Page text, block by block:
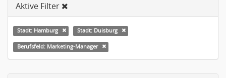
Aktive Filter
Stadt: Hamburg Stadt: Duisburg
Berufsfeld: Marketing-Manager